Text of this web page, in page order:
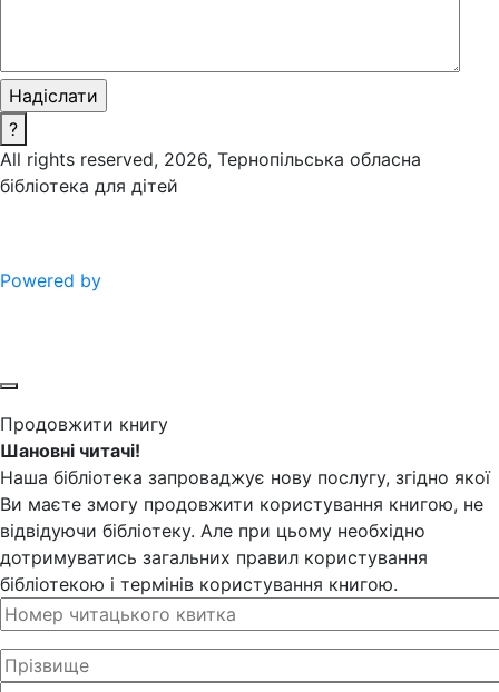
?
All rights reserved, 2026, Тернопільська обласна
бібліотека для дітей
Powered by
Продовжити книгу
Шановні читачі!
Наша бібліотека запроваджує нову послугу, згідно якої
Ви маєте змогу продовжити користування книгою, не
відвідуючи бібліотеку. Але при цьому необхідно
дотримуватись загальних правил користування
бібліотекою і термінів користування книгою.